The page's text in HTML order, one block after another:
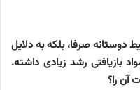
دوستانه صرفا، بلکه به دلایل
بازیافتی رشد زیادی داشته.
آن را؟